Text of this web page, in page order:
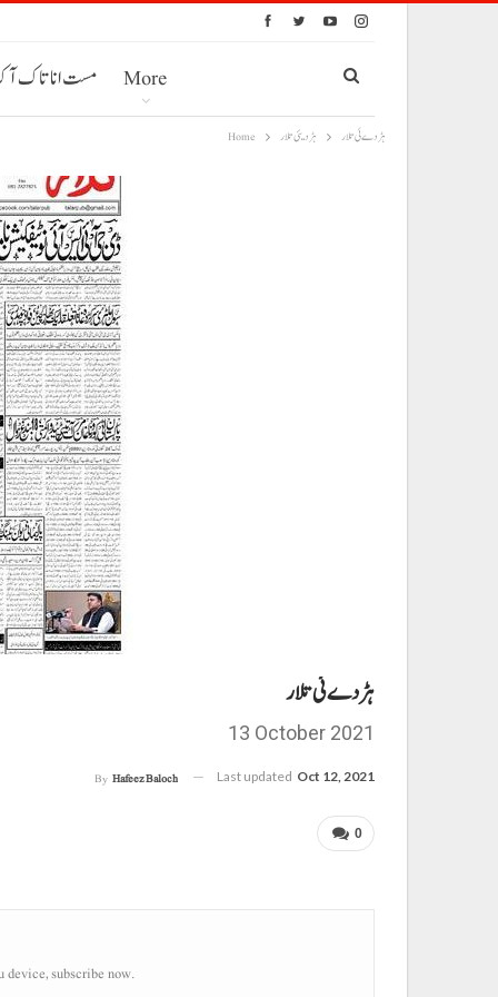
مست انا تاک More
Home ہڑدیئی تلار ہڑدے ئی تلار
ہڑدے ئی تلار
13 October 2021
By Hafeez Baloch Last updated Oct 12, 2021
0
subscribe now.